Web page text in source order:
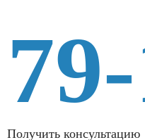
Получить консультацию